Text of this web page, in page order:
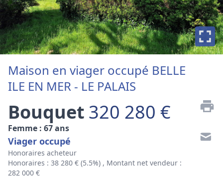
Maison en viager occupé BELLE
ILE EN MER - LE PALAIS
Bouquet 320 280 €
Femme : 67 ans
Viager occupé
Honoraires acheteur
Honoraires : 38 280 € (5.5%) , Montant net vendeur :
282 000 €